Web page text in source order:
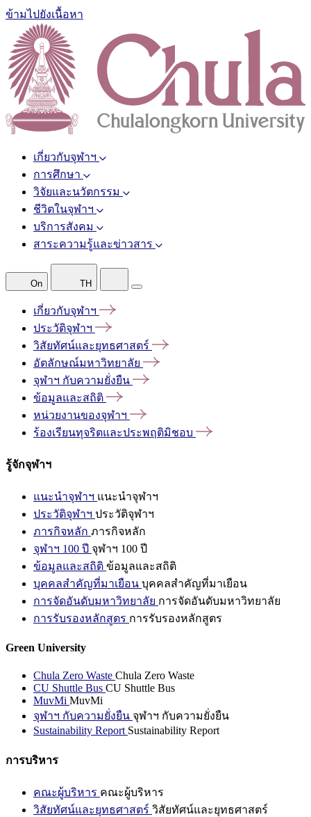
ข้ามไปยังเนื้อหา
เกี่ยวกับจุฬาฯ
การศึกษา
วิจัยและนวัตกรรม
ชีวิตในจุฬาฯ
บริการสังคม
สาระความรู้และข่าวสาร
On TH
เกี่ยวกับจุฬาฯ
ประวัติจุฬาฯ
วิสัยทัศน์และยุทธศาสตร์
อัตลักษณ์มหาวิทยาลัย
จุฬาฯ กับความยั่งยืน
ข้อมูลและสถิติ
หน่วยงานของจุฬาฯ
ร้องเรียนทุจริตและประพฤติมิชอบ
รู้จักจุฬาฯ
แนะนำจุฬาฯ แนะนำจุฬาฯ
ประวัติจุฬาฯ ประวัติจุฬาฯ
ภารกิจหลัก ภารกิจหลัก
จุฬาฯ 100 ปี จุฬาฯ 100 ปี
ข้อมูลและสถิติ ข้อมูลและสถิติ
บุคคลสำคัญที่มาเยือน บุคคลสำคัญที่มาเยือน
การจัดอันดับมหาวิทยาลัย การจัดอันดับมหาวิทยาลัย
การรับรองหลักสูตร การรับรองหลักสูตร
Green University
Chula Zero Waste Chula Zero Waste
CU Shuttle Bus CU Shuttle Bus
MuvMi MuvMi
จุฬาฯ กับความยั่งยืน จุฬาฯ กับความยั่งยืน
Sustainability Report Sustainability Report
การบริหาร
คณะผู้บริหาร คณะผู้บริหาร
วิสัยทัศน์และยุทธศาสตร์ วิสัยทัศน์และยุทธศาสตร์